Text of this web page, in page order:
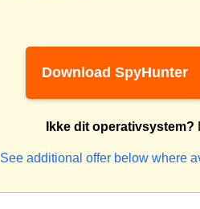
Download SpyHunter
Ikke dit operativsystem?
See additional offer below where